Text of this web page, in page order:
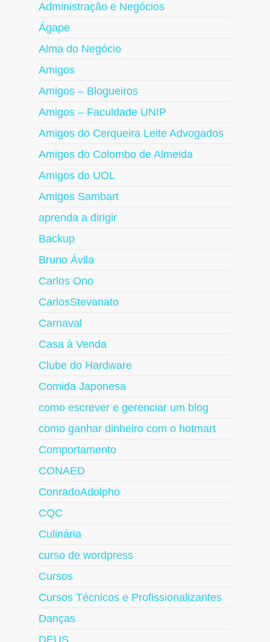
Administração e Negócios
Ágape
Alma do Negócio
Amigos
Amigos – Blogueiros
Amigos – Faculdade UNIP
Amigos do Cerqueira Leite Advogados
Amigos do Colombo de Almeida
Amigos do UOL
Amigos Sambart
aprenda a dirigir
Backup
Bruno Ávila
Carlos Ono
CarlosStevanato
Carnaval
Casa à Venda
Clube do Hardware
Comida Japonesa
como escrever e gerenciar um blog
como ganhar dinheiro com o hotmart
Comportamento
CONAED
ConradoAdolpho
CQC
Culinária
curso de wordpress
Cursos
Cursos Técnicos e Profissionalizantes
Danças